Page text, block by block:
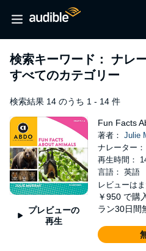
検索キーワード： ナレ
すべてのカテゴリー
検索結果 14 のうち 1 - 14 件
プレビューの
再生
Fun Facts
著者： Julie
ナレーター：
再生時間：
言語： 英語
レビューは
￥950 で購
ラン30日間